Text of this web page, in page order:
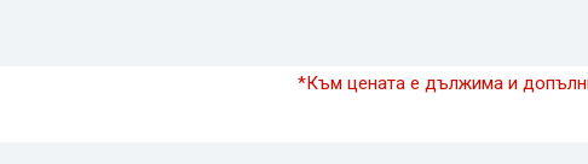
*Към цената е дължима и